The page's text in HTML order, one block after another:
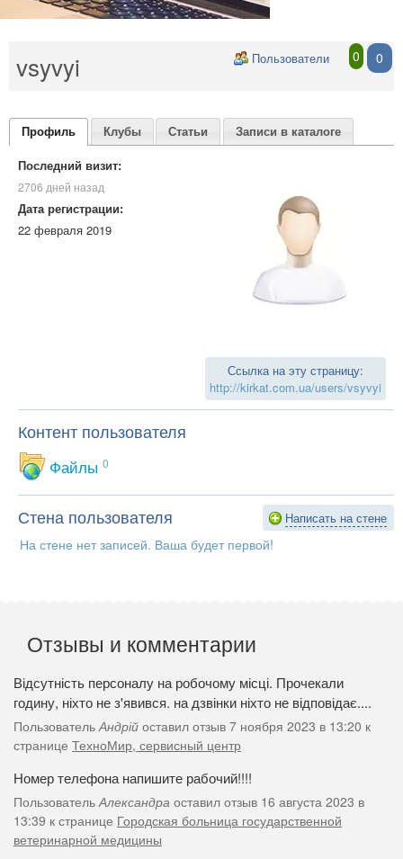
0 0
Пользователи
vsyvyi
Профиль Клубы Статьи Записи в каталоге
Ссылка на эту страницу:
http://kirkat.com.ua/users/vsyvyi
Последний визит:
2706 дней назад
Дата регистрации:
22 февраля 2019
Контент пользователя
Файлы 0
Стена пользователя Написать на стене
На стене нет записей. Ваша будет первой!
Отзывы и комментарии
Відсутність персоналу на робочому місці. Прочекали
годину, ніхто не з'явився. на дзвінки ніхто не відповідає....
Пользователь Андрій оставил отзыв 7 ноября 2023 в 13:20 к
странице ТехноМир, сервисный центр
Номер телефона напишите рабочий!!!!
Пользователь Александра оставил отзыв 16 августа 2023 в
13:39 к странице Городская больница государственной
ветеринарной медицины